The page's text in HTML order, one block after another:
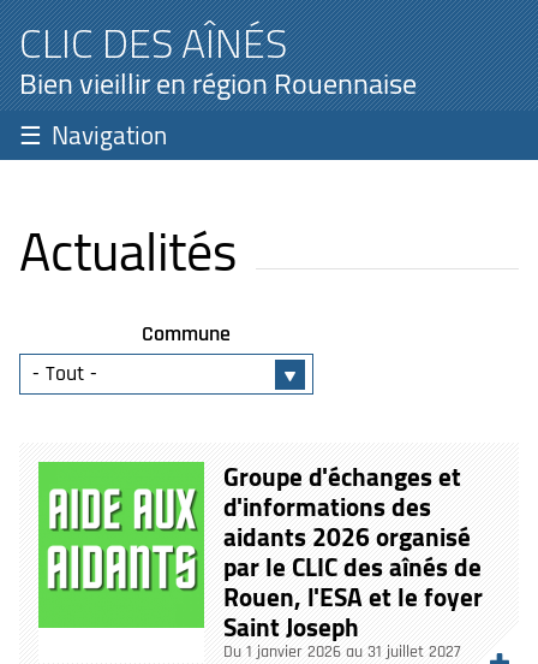
CLIC DES AÎNÉS
Bien vieillir en région Rouennaise
Navigation
Actualités
Commune
Groupe d'échanges et
d'informations des
aidants 2026 organisé
par le CLIC des aînés de
Rouen, l'ESA et le foyer
Saint Joseph
Du 1 janvier 2026 au 31 juillet 2027